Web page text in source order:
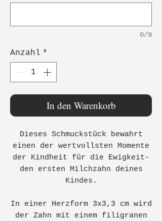
0/9
Anzahl *
In den Warenkorb
Dieses Schmuckstück bewahrt
einen der wertvollsten Momente
der Kindheit für die Ewigkeit-
den ersten Milchzahn deines
Kindes.
In einer Herzform 3x3,3 cm wird
der Zahn mit einem filigranen